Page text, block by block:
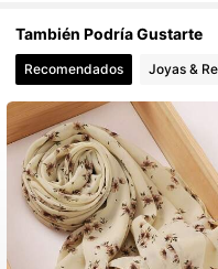
4,86
4,86 1.1K
También Podría Gustarte
Recomendados Joyas &